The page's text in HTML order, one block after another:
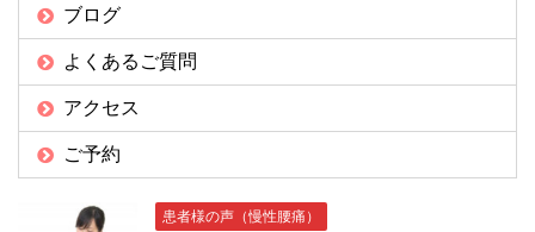
ブログ
よくあるご質問
アクセス
ご予約
患者様の声（慢性腰痛）